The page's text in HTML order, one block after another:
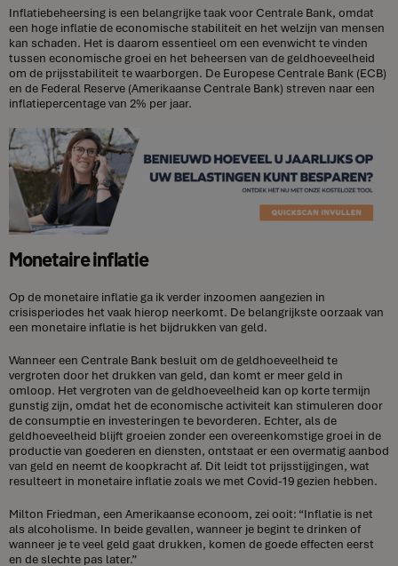
Inflatiebeheersing is een belangrijke taak voor Centrale Bank, omdat
een hoge inflatie de economische stabiliteit en het welzijn van mensen
kan schaden. Het is daarom essentieel om een evenwicht te vinden
tussen economische groei en het beheersen van de geldhoeveelheid
om de prijsstabiliteit te waarborgen. De Europese Centrale Bank (ECB)
en de Federal Reserve (Amerikaanse Centrale Bank) streven naar een
inflatiepercentage van 2% per jaar.
Monetaire inflatie
Op de monetaire inflatie ga ik verder inzoomen aangezien in
crisisperiodes het vaak hierop neerkomt. De belangrijkste oorzaak van
een monetaire inflatie is het bijdrukken van geld.
Wanneer een Centrale Bank besluit om de geldhoeveelheid te
vergroten door het drukken van geld, dan komt er meer geld in
omloop. Het vergroten van de geldhoeveelheid kan op korte termijn
gunstig zijn, omdat het de economische activiteit kan stimuleren door
de consumptie en investeringen te bevorderen. Echter, als de
geldhoeveelheid blijft groeien zonder een overeenkomstige groei in de
productie van goederen en diensten, ontstaat er een overmatig aanbod
van geld en neemt de koopkracht af. Dit leidt tot prijsstijgingen, wat
resulteert in monetaire inflatie zoals we met Covid-19 gezien hebben.
Milton Friedman, een Amerikaanse econoom, zei ooit: “Inflatie is net
als alcoholisme. In beide gevallen, wanneer je begint te drinken of
wanneer je te veel geld gaat drukken, komen de goede effecten eerst
en de slechte pas later.”